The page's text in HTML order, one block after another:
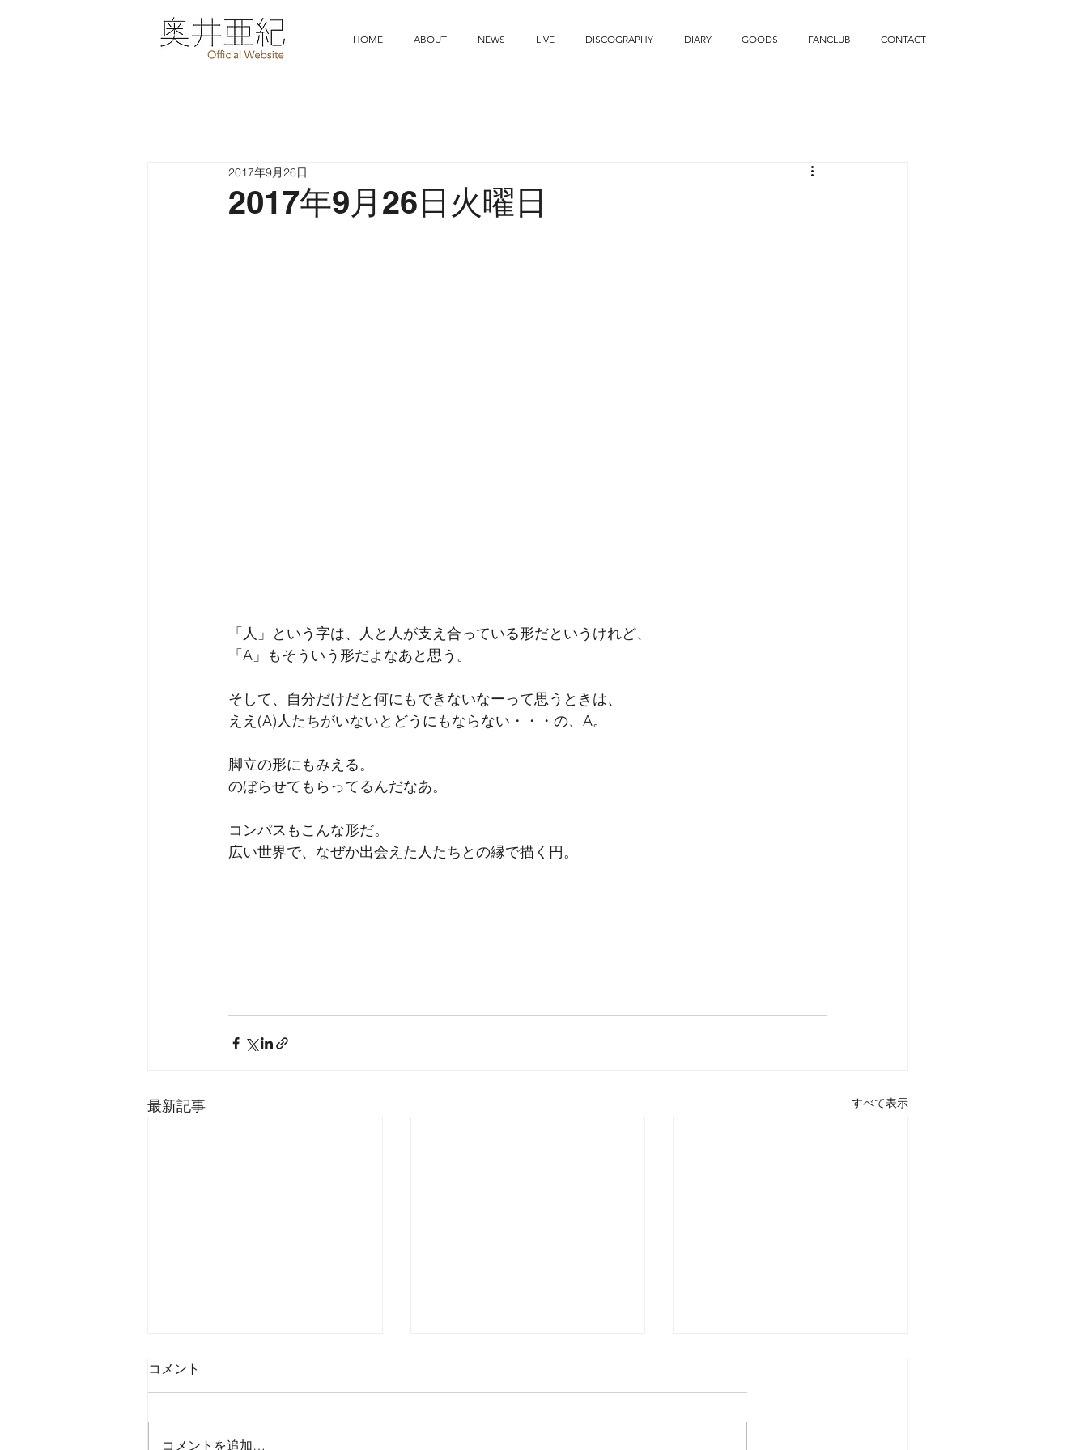
HOME ABOUT NEWS LIVE DISCOGRAPHY DIARY GOODS FANCLUB CONTACT
2017年9月26日火曜日
2017年9月26日
「人」という字は、人と人が支え合っている形だというけれど、
「A」もそういう形だよなあと思う。
そして、自分だけだと何にもできないなーって思うときは、
ええ(A)人たちがいないとどうにもならない・・・の、A。
脚立の形にもみえる。
のぼらせてもらってるんだなあ。
コンパスもこんな形だ。
広い世界で、なぜか出会えた人たちとの縁で描く円。
最新記事 すべて表示
コメント
コメントを追加…